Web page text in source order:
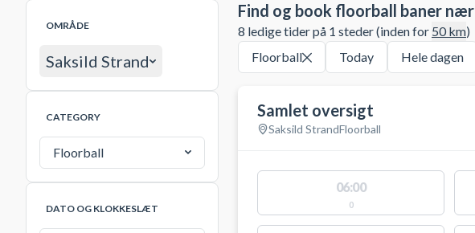
OMRÅDE
Saksild Strand
CATEGORY
Floorball
DATO OG KLOKKESLÆT
Find og book floorball baner nær
8 ledige tider på 1 steder (inden for 50km)
Floorball Today Hele dagen
Samlet oversigt
Saksild StrandFloorball
06:00
0